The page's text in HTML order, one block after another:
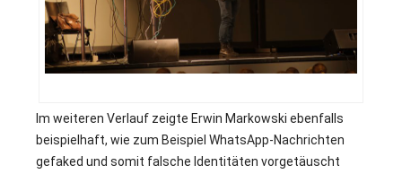
Im weiteren Verlauf zeigte Erwin Markowski ebenfalls
beispielhaft, wie zum Beispiel WhatsApp-Nachrichten
gefaked und somit falsche Identitäten vorgetäuscht